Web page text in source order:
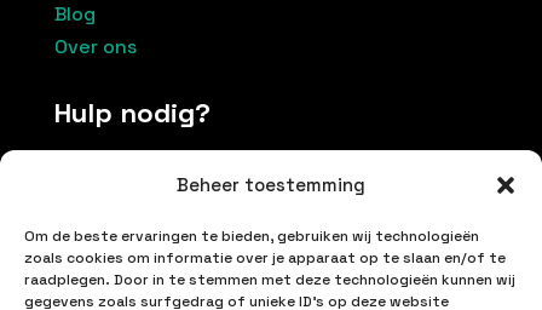
Beheer toestemming
Om de beste ervaringen te bieden, gebruiken wij technologieën
zoals cookies om informatie over je apparaat op te slaan en/of te
raadplegen. Door in te stemmen met deze technologieën kunnen wij
gegevens zoals surfgedrag of unieke ID's op deze website
Blog
Over ons
Hulp nodig?
Contacteer ons
+32 496174037
info@inetproductions.be